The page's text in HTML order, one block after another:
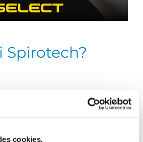
cookies.
Spirotech?
premier plan en matière de qualité
de la meilleure qualité, mais